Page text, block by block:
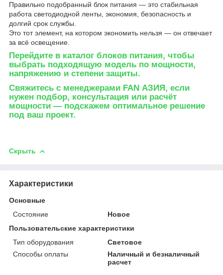
Правильно подобранный блок питания — это стабильная
работа светодиодной ленты, экономия, безопасность и
долгий срок службы.
Это тот элемент, на котором экономить нельзя — он отвечает
за всё освещение.
Перейдите в каталог блоков питания, чтобы
выбрать подходящую модель по мощности,
напряжению и степени защиты.
Свяжитесь с менеджерами FAN АЗИЯ , если
нужен подбор, консультация или расчёт
мощности — подскажем оптимальное решение
под ваш проект.
Скрыть
Характеристики
Основные
Состояние
Новое
Пользовательские характеристики
Тип оборудования
Световое
Способы оплаты
Наличный и безналичный
расчет